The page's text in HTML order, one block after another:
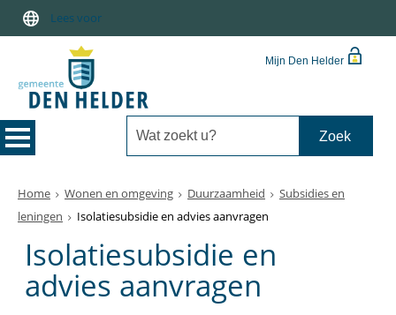
Lees voor
Mijn Den Helder
Home Wonen en omgeving Duurzaamheid
Subsidies en
leningen
Isolatiesubsidie en advies aanvragen
Isolatiesubsidie en
advies aanvragen